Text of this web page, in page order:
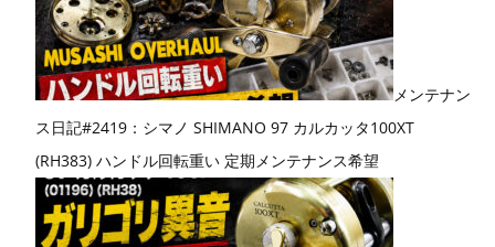
メンテナン
ス日記#2419：シマノ SHIMANO 97 カルカッタ100XT
(RH383) ハンドル回転重い 定期メンテナンス希望